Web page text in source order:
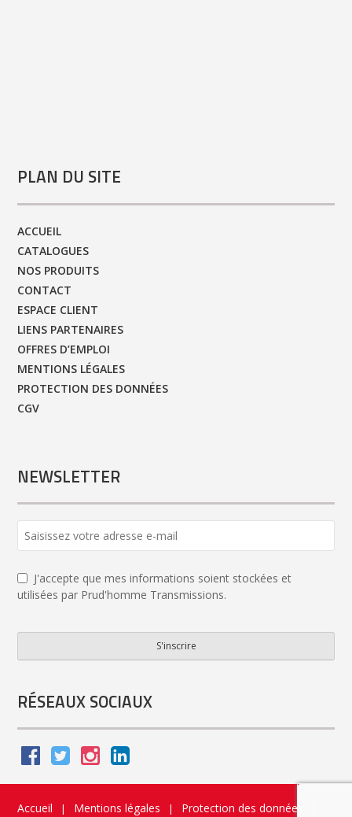
PLAN DU SITE
ACCUEIL
CATALOGUES
NOS PRODUITS
CONTACT
ESPACE CLIENT
LIENS PARTENAIRES
OFFRES D’EMPLOI
MENTIONS LÉGALES
PROTECTION DES DONNÉES
CGV
NEWSLETTER
J'accepte que mes informations soient stockées et
utilisées par Prud'homme Transmissions.
S'inscrire
Email *
RÉSEAUX SOCIAUX
Accueil | Mentions légales | Protection des données